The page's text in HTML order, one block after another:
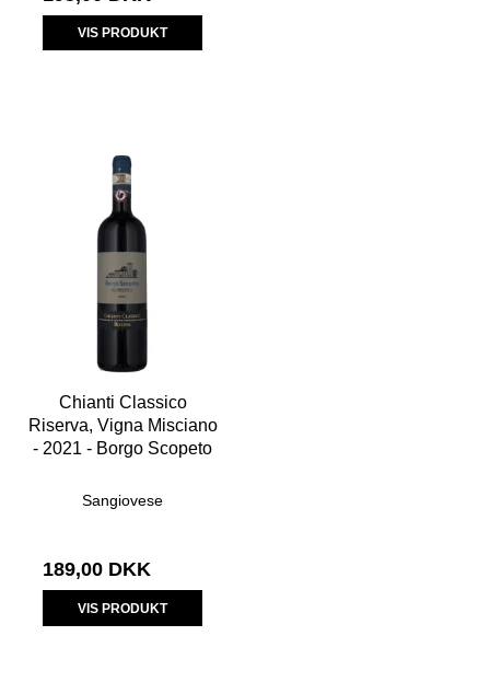
VIS PRODUKT
Chianti Classico
Riserva, Vigna Misciano
- 2021 - Borgo Scopeto
Sangiovese
189,00 DKK
VIS PRODUKT